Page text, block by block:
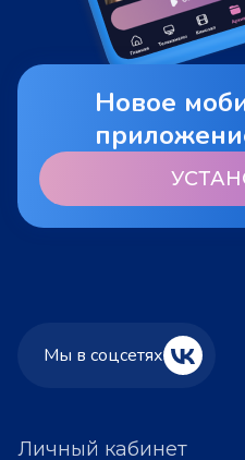
Новое
Личный кабинет
Мы в соцсетях